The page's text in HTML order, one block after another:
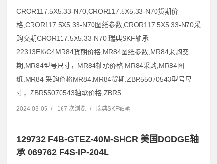
CROR117.5X5.33-N70,CROR117.5X5.33-N70货期价
格,CROR117.5X5.33-N70图纸参数,CROR117.5X5.33-N70采
购交期CROR117.5X5.33-N70 瑞典SKF轴承
22313EK/C4MR84货期价格,MR84图纸参数,MR84采购交
期,MR84型号尺寸，MR84轴承价格,MR84采购,MR84图
纸,MR84 采购价格MR84,MR84货期,ZBR55070543型号尺
寸，ZBR55070543轴承价格,ZBR5...
2024-03-05 / 167 次浏览 / 瑞典SKF轴承
129732 F4B-GTEZ-40M-SHCR 美国DODGE轴
承 069762 F4S-IP-204L